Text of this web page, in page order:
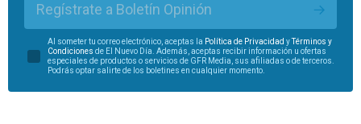
Regístrate a Boletín Opinión
Al someter tu correo electrónico, aceptas la Política de Privacidad y
Términos y
Condiciones de El Nuevo Día. Además, aceptas recibir información u ofertas
especiales de productos o servicios de GFR Media, sus afiliadas o de terceros.
Podrás optar salirte de los boletines en cualquier momento.